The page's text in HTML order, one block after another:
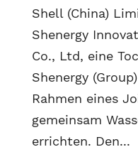
Shell (China)
Shenergy
Co., Ltd, eine
Shenergy
Rahmen eines
gemeinsam
errichten. Den...